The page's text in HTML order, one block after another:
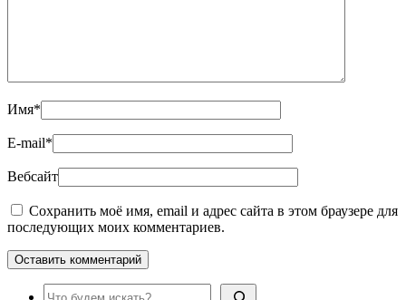
Имя*
E-mail*
Вебсайт
Сохранить моё имя, email и адрес сайта в этом браузере для
последующих моих комментариев.
Поиск